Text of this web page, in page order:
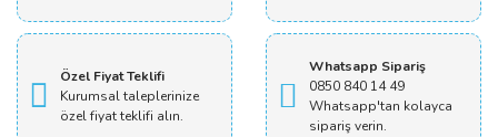
Özel Fiyat Teklifi
Kurumsal taleplerinize
özel fiyat teklifi alın.
Whatsapp Sipariş
0850 840 14 49
Whatsapp'tan kolayca
sipariş verin.